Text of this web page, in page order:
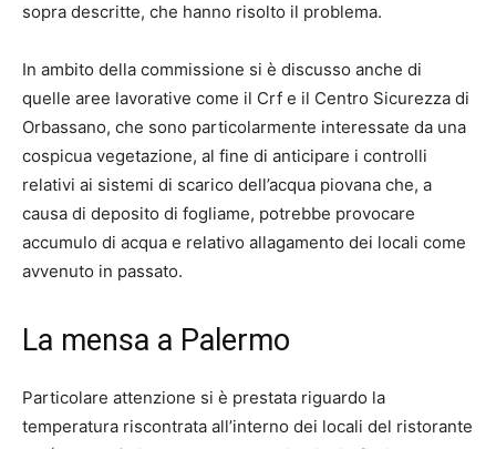
sopra descritte, che hanno risolto il problema.
In ambito della commissione si è discusso anche di
quelle aree lavorative come il Crf e il Centro Sicurezza di
Orbassano, che sono particolarmente interessate da una
cospicua vegetazione, al fine di anticipare i controlli
relativi ai sistemi di scarico dell’acqua piovana che, a
causa di deposito di fogliame, potrebbe provocare
accumulo di acqua e relativo allagamento dei locali come
avvenuto in passato.
La mensa a Palermo
Particolare attenzione si è prestata riguardo la
temperatura riscontrata all’interno dei locali del ristorante